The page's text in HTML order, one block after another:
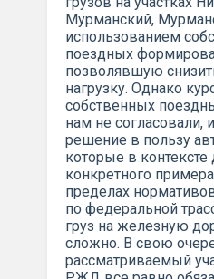
Мурманский,
использованием
поездных
позволявшую
нагрузку. Однако
собственных
нам не согласовали,
решение в пользу
которые в контексте
конкретного
пределах
по федеральной
груз на железную
сложно. В свою
рассматриваемый